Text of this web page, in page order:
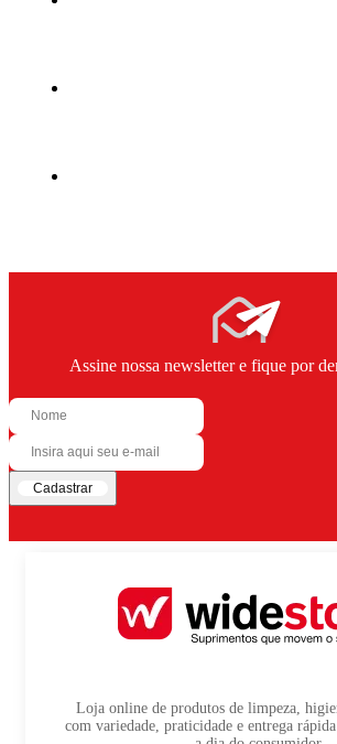
Assine nossa newsletter e fique por
Cadastrar
Loja online de produtos de limpeza,
com variedade, praticidade e entrega